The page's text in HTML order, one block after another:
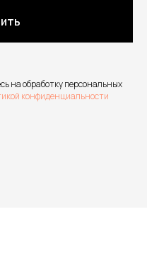
на обработку персональных
конфиденциальности